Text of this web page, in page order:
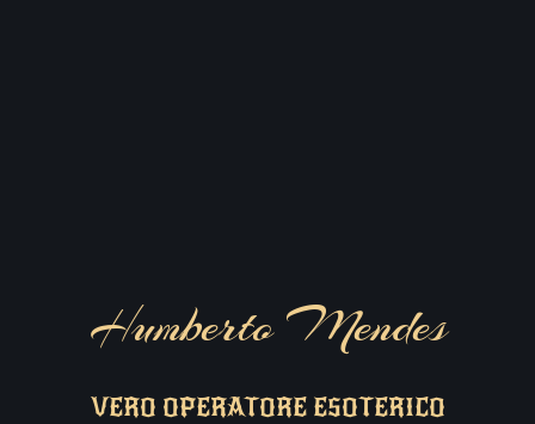
Humberto Mendes
VERO OPERATORE ESOTERICO